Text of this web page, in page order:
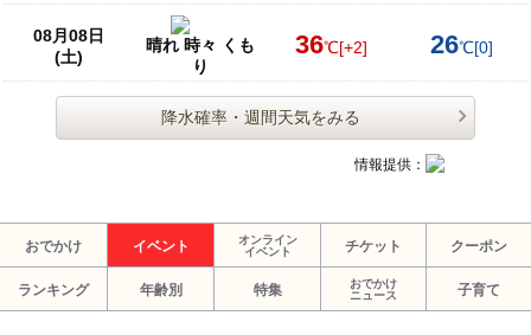
08月08日
(土)
晴れ 時々 くも
り
36℃[+2] 26℃[0]
降水確率・週間天気をみる
情報提供：
おでかけ イベント
オンライン
イベント
チケット クーポン
ランキング 年齢別 特集
おでかけ
ニュース
子育て